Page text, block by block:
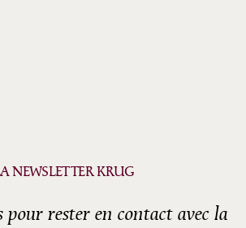
NEWSLETTER KRUG
pour rester en contact avec la